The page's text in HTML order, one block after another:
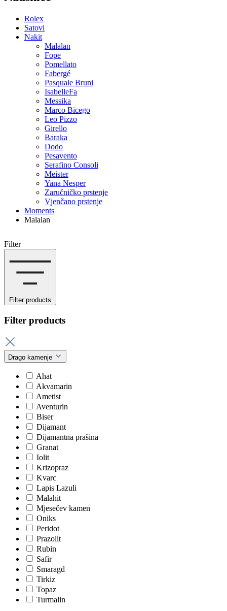
Rolex
Satovi
Nakit
Malalan
Fope
Pomellato
Fabergé
Pasquale Bruni
IsabelleFa
Messika
Marco Bicego
Leo Pizzo
Girello
Baraka
Dodo
Pesavento
Serafino Consoli
Meister
Yana Nesper
Zaručničko prstenje
Vjenčano prstenje
Moments
Malalan
Filter
Filter products
Filter products
Drago kamenje
Ahat
Akvamarin
Ametist
Aventurin
Biser
Dijamant
Dijamantna prašina
Granat
Iolit
Krizopraz
Kvarc
Lapis Lazuli
Malahit
Mjesečev kamen
Oniks
Peridot
Prazolit
Rubin
Safir
Smaragd
Tirkiz
Topaz
Turmalin